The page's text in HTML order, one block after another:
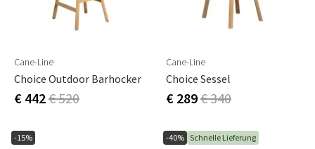
Cane-Line
Choice Outdoor Barhocker
€ 442€ 520
Cane-Line
Choice Sessel
€ 289€ 340
-15% -40% Schnelle Lieferung